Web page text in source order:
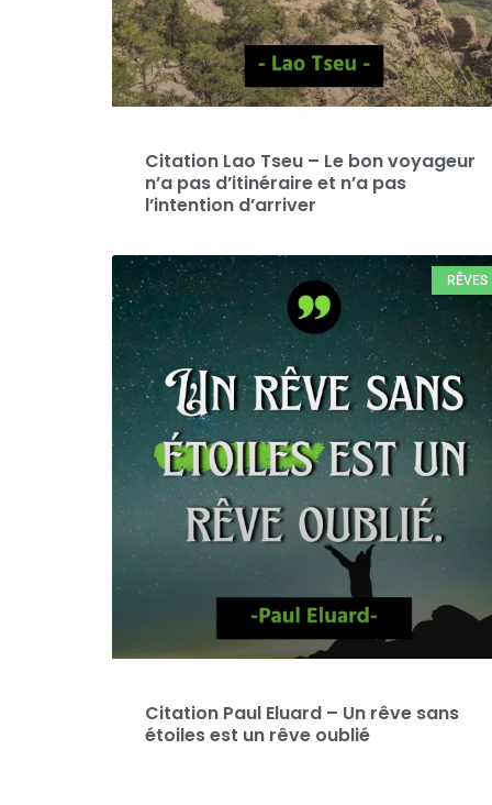
Citation Lao Tseu – Le bon voyageur
n’a pas d’itinéraire et n’a pas
l’intention d’arriver
RÊVES
Citation Paul Eluard – Un rêve sans
étoiles est un rêve oublié